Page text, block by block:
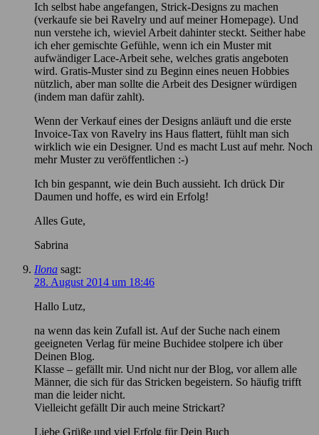
Ich selbst habe angefangen, Strick-Designs zu machen
(verkaufe sie bei Ravelry und auf meiner Homepage). Und
nun verstehe ich, wieviel Arbeit dahinter steckt. Seither habe
ich eher gemischte Gefühle, wenn ich ein Muster mit
aufwändiger Lace-Arbeit sehe, welches gratis angeboten
wird. Gratis-Muster sind zu Beginn eines neuen Hobbies
nützlich, aber man sollte die Arbeit des Designer würdigen
(indem man dafür zahlt).
Wenn der Verkauf eines der Designs anläuft und die erste
Invoice-Tax von Ravelry ins Haus flattert, fühlt man sich
wirklich wie ein Designer. Und es macht Lust auf mehr. Noch
mehr Muster zu veröffentlichen :-)
Ich bin gespannt, wie dein Buch aussieht. Ich drück Dir
Daumen und hoffe, es wird ein Erfolg!
Alles Gute,
Sabrina
Ilona sagt:
28. August 2014 um 18:46
Hallo Lutz,
na wenn das kein Zufall ist. Auf der Suche nach einem
geeigneten Verlag für meine Buchidee stolpere ich über
Deinen Blog.
Klasse – gefällt mir. Und nicht nur der Blog, vor allem alle
Männer, die sich für das Stricken begeistern. So häufig trifft
man die leider nicht.
Vielleicht gefällt Dir auch meine Strickart?
Liebe Grüße und viel Erfolg für Dein Buch